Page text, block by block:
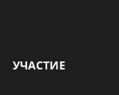
УЧАСТИЕ